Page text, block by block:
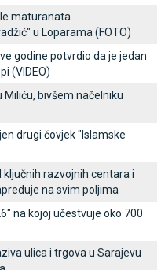
maturanata
u Loparama (FOTO)
godine potvrdio da je jedan
(VIDEO)
bivšem načelniku
drugi čovjek "Islamske
ključnih razvojnih centara i
na svim poljima
na kojoj učestvuje oko 700
ulica i trgova u Sarajevu